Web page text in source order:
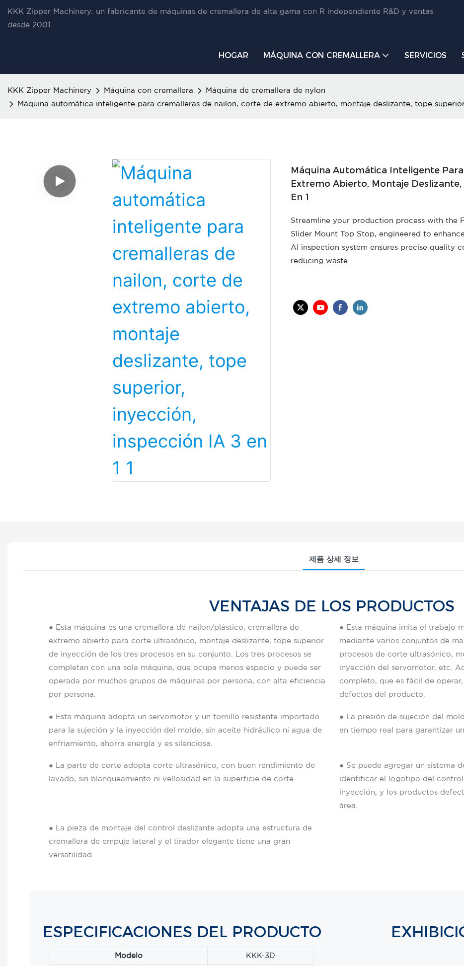
KKK Zipper Machinery: un fabricante de máquinas de cremallera de alta gama con R independiente R&D y ventas
desde 2001.
HOGAR MÁQUINA CON CREMALLERA SERVICIOS
KKK Zipper Machinery Máquina con cremallera Máquina de cremallera de nylon
Máquina automática inteligente para cremalleras de nailon, corte de extremo abierto, montaje deslizante, tope
Máquina Automática Inteligente
Extremo Abierto, Montaje
En 1
Streamline your production process with the
Slider Mount Top Stop, engineered to
AI inspection system ensures precise quality
reducing waste.
제품 상세 정보
VENTAJAS DE LOS PRODUCTOS
● Esta máquina es una cremallera de nailon/plástico, cremallera de
extremo abierto para corte ultrasónico, montaje deslizante, tope superior
de inyección de los tres procesos en su conjunto. Los tres procesos se
completan con una sola máquina, que ocupa menos espacio y puede ser
operada por muchos grupos de máquinas por persona, con alta eficiencia
por persona.
● Esta máquina imita el trabajo
mediante varios conjuntos de
procesos de corte ultrasónico,
inyección del servomotor, etc.
completo, que es fácil de
defectos del producto.
● Esta máquina adopta un servomotor y un tornillo resistente importado
para la sujeción y la inyección del molde, sin aceite hidráulico ni agua de
enfriamiento, ahorra energía y es silenciosa.
● La presión de sujeción del
en tiempo real para garantizar
● La parte de corte adopta corte ultrasónico, con buen rendimiento de
lavado, sin blanqueamiento ni vellosidad en la superficie de corte.
● Se puede agregar un sistema
identificar el logotipo del
inyección, y los productos
área.
● La pieza de montaje del control deslizante adopta una estructura de
cremallera de empuje lateral y el tirador elegante tiene una gran
versatilidad.
ESPECIFICACIONES DEL PRODUCTO
Modelo KKK-3D